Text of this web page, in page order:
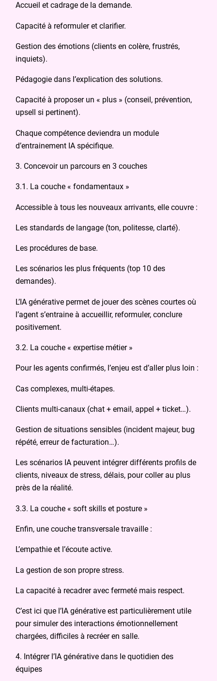
Accueil et cadrage de la demande.
Capacité à reformuler et clarifier.
Gestion des émotions (clients en colère, frustrés,
inquiets).
Pédagogie dans l’explication des solutions.
Capacité à proposer un « plus » (conseil, prévention,
upsell si pertinent).
Chaque compétence deviendra un module
d’entrainement IA spécifique.
3. Concevoir un parcours en 3 couches
3.1. La couche « fondamentaux »
Accessible à tous les nouveaux arrivants, elle couvre :
Les standards de langage (ton, politesse, clarté).
Les procédures de base.
Les scénarios les plus fréquents (top 10 des
demandes).
L’IA générative permet de jouer des scènes courtes où
l’agent s’entraine à accueillir, reformuler, conclure
positivement.
3.2. La couche « expertise métier »
Pour les agents confirmés, l’enjeu est d’aller plus loin :
Cas complexes, multi-étapes.
Clients multi-canaux (chat + email, appel + ticket…).
Gestion de situations sensibles (incident majeur, bug
répété, erreur de facturation…).
Les scénarios IA peuvent intégrer différents profils de
clients, niveaux de stress, délais, pour coller au plus
près de la réalité.
3.3. La couche « soft skills et posture »
Enfin, une couche transversale travaille :
L’empathie et l’écoute active.
La gestion de son propre stress.
La capacité à recadrer avec fermeté mais respect.
C’est ici que l’IA générative est particulièrement utile
pour simuler des interactions émotionnellement
chargées, difficiles à recréer en salle.
4. Intégrer l’IA générative dans le quotidien des
équipes